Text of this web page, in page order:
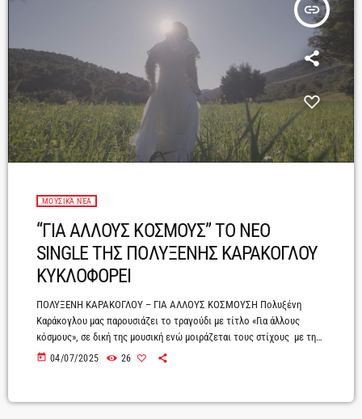
insert_link
ΜΟΥΣΙΚΆ ΝΈΑ
“ΓΙΑ ΑΛΛΟΥΣ ΚΟΣΜΟΥΣ” ΤΟ ΝΕΟ
SINGLE ΤΗΣ ΠΟΛΥΞΕΝΗΣ ΚΑΡΑΚΟΓΛΟΥ
ΚΥΚΛΟΦΟΡΕΙ
ΠΟΛΥΞΕΝΗ ΚΑΡΑΚΟΓΛΟΥ – ΓΙΑ ΑΛΛΟΥΣ ΚΟΣΜΟΥΣΗ Πολυξένη
Καράκογλου μας παρουσιάζει το τραγούδι με τίτλο «Για άλλους
κόσμους», σε δική της μουσική ενώ μοιράζεται τους στίχους με την
Αθηνά Σπανού. Το τραγούδι «Για άλλους κόσμους» είναι το δεύτερο
γραμμένο για την δυσκολία της σύνδεσης στις ανθρώπινες σχέσεις
today 04/07/2025 26